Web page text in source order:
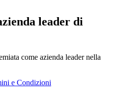
leader di
come azienda leader nella
e Condizioni